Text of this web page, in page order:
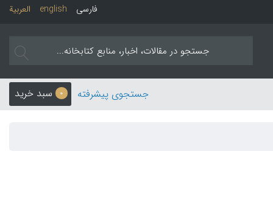
العربیة english فارسی
0 سبد خرید جستجوی پیشرفته